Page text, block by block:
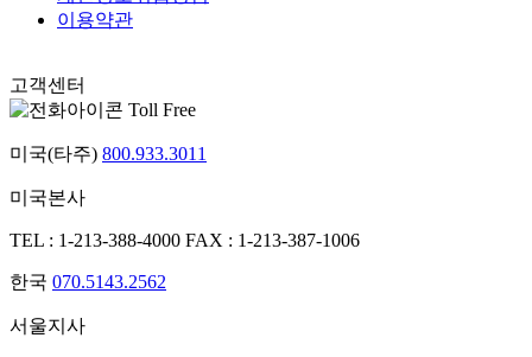
이용약관
고객센터
Toll Free
미국(타주) 800.933.3011
미국본사
TEL : 1-213-388-4000 FAX : 1-213-387-1006
한국 070.5143.2562
서울지사